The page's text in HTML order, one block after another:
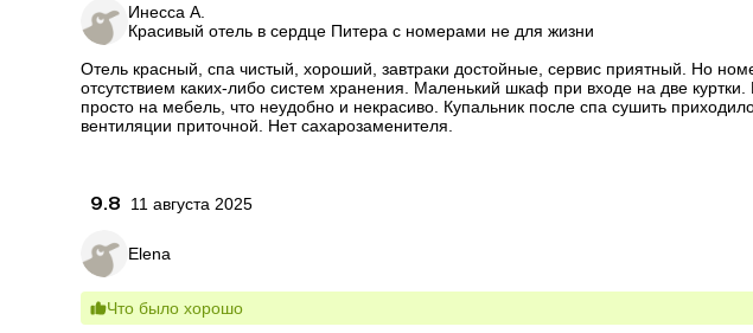
Инесса А.
Красивый отель в сердце Питера с номерами не для жизни
Отель красный, спа чистый, хороший, завтраки достойные, сервис приятный. Но
отсутствием каких-либо систем хранения. Маленький шкаф при входе на две
просто на мебель, что неудобно и некрасиво. Купальник после спа сушить
вентиляции приточной. Нет сахарозаменителя.
9.8 11 августа 2025
Elena
Что было хорошо